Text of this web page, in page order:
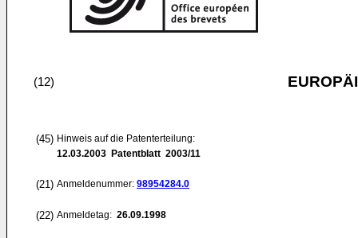
(12)
(45) Hinweis auf die Patenterteilung:
12.03.2003 Patentblatt 2003/11
(21) Anmeldenummer: 98954284.0
(22) Anmeldetag: 26.09.1998